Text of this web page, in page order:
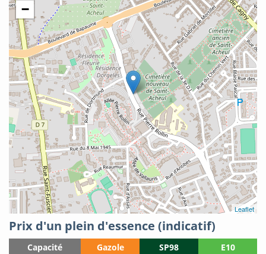
−
Leaflet
Prix d'un plein d'essence (indicatif)
Capacité Gazole SP98
E10